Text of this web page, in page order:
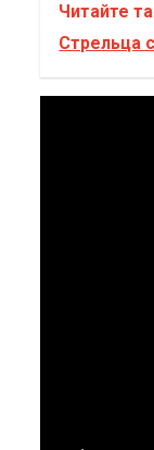
Читайте
Стрельца